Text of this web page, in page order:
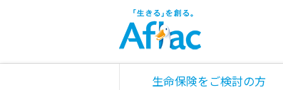
生命保険をご検討の方